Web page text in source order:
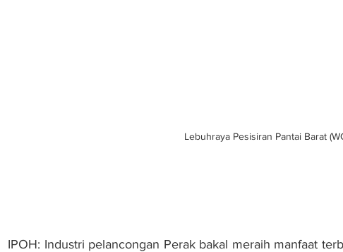
Lebuhraya Pesisiran Pantai Barat
IPOH: Industri pelancongan Perak bakal meraih manfaat